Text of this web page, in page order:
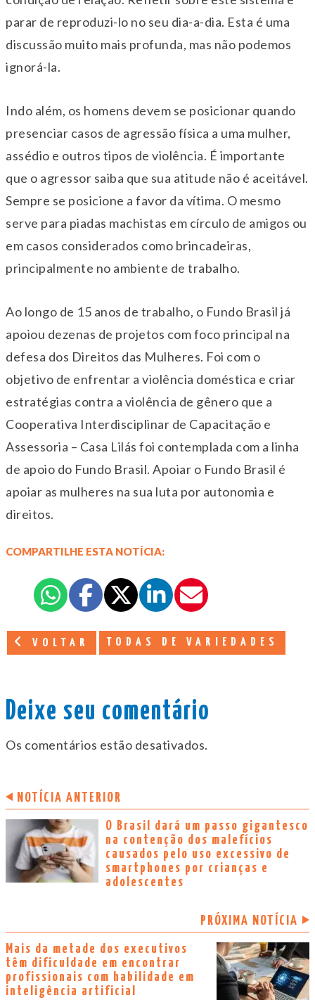
parar de reproduzi-lo no seu dia-a-dia. Esta é uma
discussão muito mais profunda, mas não podemos
ignorá-la.
Indo além, os homens devem se posicionar quando
presenciar casos de agressão física a uma mulher,
assédio e outros tipos de violência. É importante
que o agressor saiba que sua atitude não é aceitável.
Sempre se posicione a favor da vítima. O mesmo
serve para piadas machistas em círculo de amigos ou
em casos considerados como brincadeiras,
principalmente no ambiente de trabalho.
Ao longo de 15 anos de trabalho, o Fundo Brasil já
apoiou dezenas de projetos com foco principal na
defesa dos Direitos das Mulheres. Foi com o
objetivo de enfrentar a violência doméstica e criar
estratégias contra a violência de gênero que a
Cooperativa Interdisciplinar de Capacitação e
Assessoria – Casa Lilás foi contemplada com a linha
de apoio do Fundo Brasil. Apoiar o Fundo Brasil é
apoiar as mulheres na sua luta por autonomia e
direitos.
COMPARTILHE ESTA NOTÍCIA:
VOLTAR TODAS DE VARIEDADES
Deixe seu comentário
Os comentários estão desativados.
NOTÍCIA ANTERIOR
O Brasil dará um passo gigantesco
na contenção dos malefícios
causados pelo uso excessivo de
smartphones por crianças e
adolescentes
PRÓXIMA NOTÍCIA
Mais da metade dos executivos
têm dificuldade em encontrar
profissionais com habilidade em
inteligência artificial